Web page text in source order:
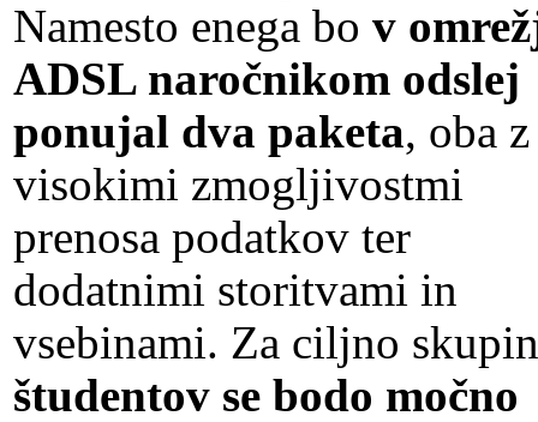
Namesto enega bo v
ADSL naročnikom odslej
ponujal dva paketa, oba z
visokimi zmogljivostmi
prenosa podatkov ter
dodatnimi storitvami in
vsebinami. Za ciljno
študentov se bodo močno